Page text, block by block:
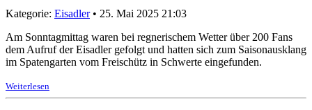
Kategorie: Eisadler• 25. Mai 2025 21:03
Am Sonntagmittag waren bei regnerischem Wetter über 200 Fans
dem Aufruf der Eisadler gefolgt und hatten sich zum Saisonausklang
im Spatengarten vom Freischütz in Schwerte eingefunden.
Weiterlesen